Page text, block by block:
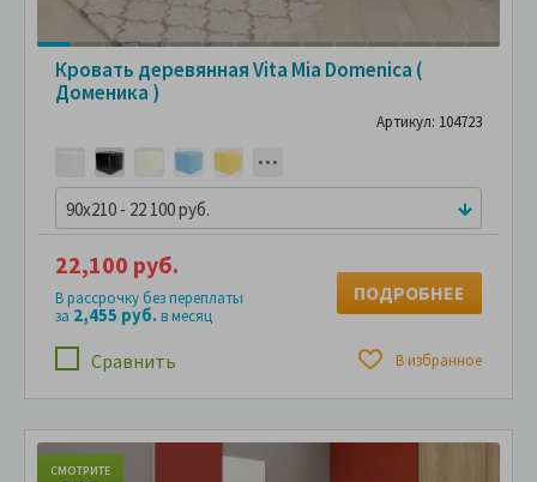
Кровать деревянная Vita Mia Domenica (
Доменика )
Артикул: 104723
90x210 - 22 100 руб.
Сравнить В избранное
22,100 руб.
В рассрочку без переплаты
за 2,455 руб.в месяц
ПОДРОБНЕЕ
СМОТРИТЕ